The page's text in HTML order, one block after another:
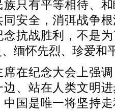
族只有平等相待、
同安全，消弭战争
念抗战胜利，不是
缅怀先烈、珍爱和
席在纪念大会上强
边、站在人类文明
中国是唯一将坚持